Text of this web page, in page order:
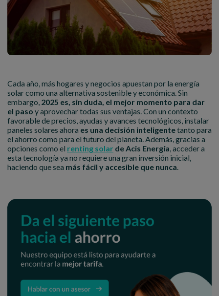
Cada año, más hogares y negocios apuestan por la energía
solar como una alternativa sostenible y económica. Sin
embargo, 2025 es, sin duda, el mejor momento para dar
el paso y aprovechar todas sus ventajas. Con un contexto
favorable de precios, ayudas y avances tecnológicos, instalar
paneles solares ahora es una decisión inteligentetanto para
el ahorro como para el futuro del planeta. Además, gracias a
opciones como el renting solar de Acis Energía , acceder a
esta tecnología ya no requiere una gran inversión inicial,
haciendo que sea más fácil y accesible que nunca